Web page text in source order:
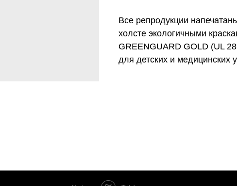
Все репродукции
холсте экологичными
GREENGUARD GOLD (UL
для детских и медицинских